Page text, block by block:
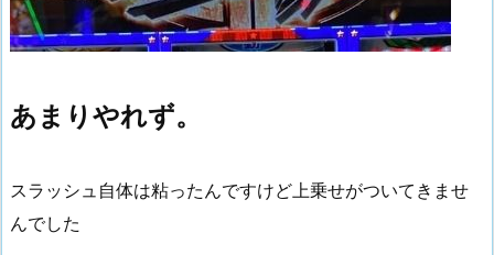
あまりやれず。
スラッシュ自体は粘ったんですけど上乗せがついてきませ
んでした